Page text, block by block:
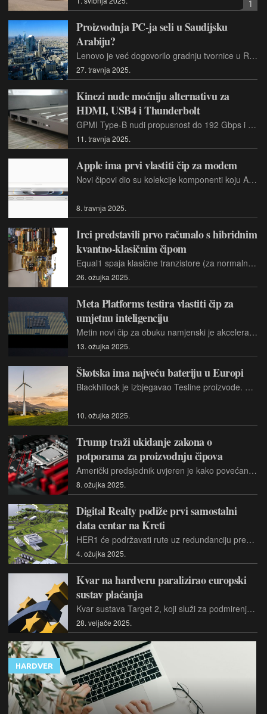
1
Proizvodnja PC-ja seli u Saudijsku
Arabiju?
Lenovo je već dogovorilo gradnju tvornice u Rijadu, a timove u izviđanje poslali su HP i Dell.
27. travnja 2025.
Kinezi nude moćniju alternativu za
HDMI, USB4 i Thunderbolt
GPMI Type-B nudi propusnost do 192 Gbps i može isporučiti do 480 W, dok GPMI Type-C koristi USB-C, ali udvostručuje propusnost USB4 i Thunderbolta 4, dosežući 96 Gbps, uz 240 W.
11. travnja 2025.
Apple ima prvi vlastiti čip za modem
Novi čipovi dio su kolekcije komponenti koju Apple naziva podsustav C1, koji također sadrži ključne komponente poput procesora i memorije.
8. travnja 2025.
Irci predstavili prvo računalo s hibridnim
kvantno-klasičnim čipom
Equal1 spaja klasične tranzistore (za normalne računalne zadatke) i kvantne tranzistore (za kubite) u jednom čipu temeljenom na siliciju.
26. ožujka 2025.
Meta Platforms testira vlastiti čip za
umjetnu inteligenciju
Metin novi čip za obuku namjenski je akcelerator. Moguće je kako je energetski učinkovitiji od integriranih GPU-ova, koje se općenito koristi u tu svrhu.
13. ožujka 2025.
Škotska ima najveću bateriju u Europi
Blackhillock je izbjegavao Tesline proizvode. Zenobē je kupio tehnologiju od finske tvrtke Wärtsilä, koja osigurava i baterije i softver digitalne energetske platforme za njihovo upravljanje.
10. ožujka 2025.
Trump traži ukidanje zakona o
potporama za proizvodnju čipova
Američki predsjednik uvjeren je kako povećanje proizvodnje u SAD-u može postići prijetnjom carinama.
8. ožujka 2025.
Digital Realty podiže prvi samostalni
data centar na Kreti
HER1 će podržavati rute uz redundanciju preko različitih podmorskih i zemaljskih putova proširujući povezanost dalje u istočnu i srednju Europu, uključujući Beč i Zagreb.
4. ožujka 2025.
Kvar na hardveru paralizirao europski
sustav plaćanja
Kvar sustava Target 2, koji služi za podmirenje dnevnih plaćanja i financijskih trgovina vrijednih više od tri bilijuna eura, značio je kako transakcije između banaka nisu mogle proći.
28. veljače 2025.
HARDVER